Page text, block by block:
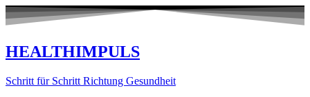
Zum
Inhalt
HEALTHIMPULS
Schritt für Schritt Richtung Gesundheit